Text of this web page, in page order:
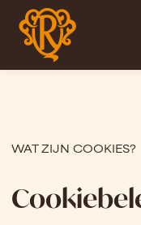
WAT ZIJN COOKIES?